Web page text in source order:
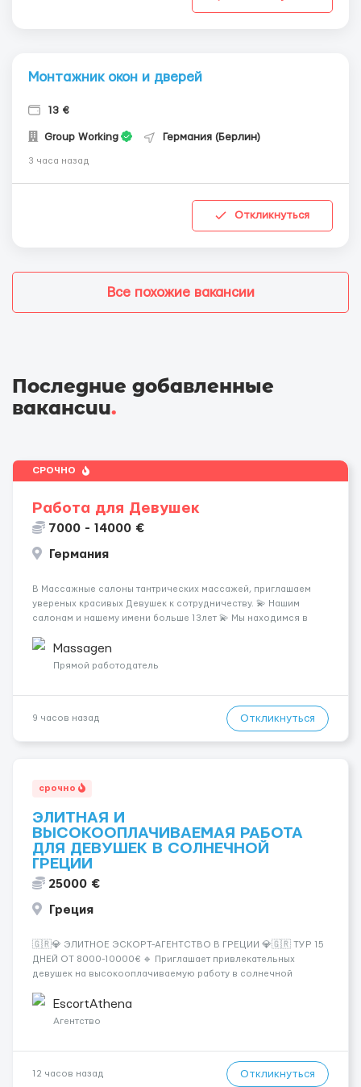
Монтажник окон и дверей
13 €
Group Working Германия (Берлин)
3 часа назад
Откликнуться
Все похожие вакансии
Последние добавленные
вакансии.
СРОЧНО
Работа для Девушек
7000 - 14000 €
Германия
В Массажные салоны тантрических массажей, приглашаем
увереных красивых Девушек к сотрудничеству. 💫 Нашим
салонам и нашему имени больше 13лет 💫 Мы находимся в
заработная плата 💚Мы гарантируем Наличие работы. Поток 💝
incall / Out...
Massagen
Прямой работодатель
9 часов назад Откликнуться
срочно
ЭЛИТНАЯ И
ВЫСОКООПЛАЧИВАЕМАЯ РАБОТА
ДЛЯ ДЕВУШЕК В СОЛНЕЧНОЙ
ГРЕЦИИ
25000 €
Греция
🇬🇷💎 ЭЛИТНОЕ ЭСКОРТ-АГЕНТСТВО В ГРЕЦИИ 💎🇬🇷 ТУР 15
ДНЕЙ ОТ 8000-10000€ 🔹 Приглашает привлекательных
девушек на высокооплачиваемую работу в солнечной
хорошие деньги 💶 — это предложение для тебя! 🔹
Требования: ✔️ Возраст от ...
EscortAthena
Агентство
12 часов назад Откликнуться